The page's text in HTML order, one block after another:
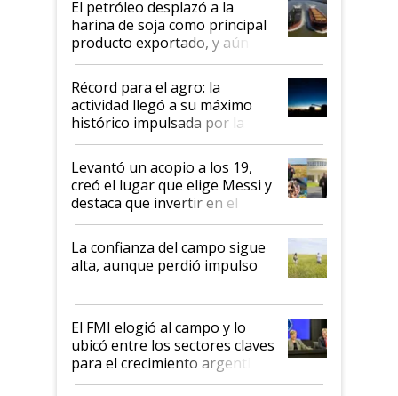
El petróleo desplazó a la
harina de soja como principal
producto exportado, y aún así
el agro aportó casi seis de cada
diez dólares y sostuvo el
liderazgo en un semestre
récord
Récord para el agro: la
actividad llegó a su máximo
histórico impulsada por la
cosecha y las exportaciones
Levantó un acopio a los 19,
creó el lugar que elige Messi y
destaca que invertir en el
kirchnerismo era como "darle
plata a un hijo para droga":
Juan Félix Rossetti, el libertario
que de una dura crisis salió
de Milei
La confianza del campo sigue
alta, aunque perdió impulso
El FMI elogió al campo y lo
ubicó entre los sectores claves
para el crecimiento argentino